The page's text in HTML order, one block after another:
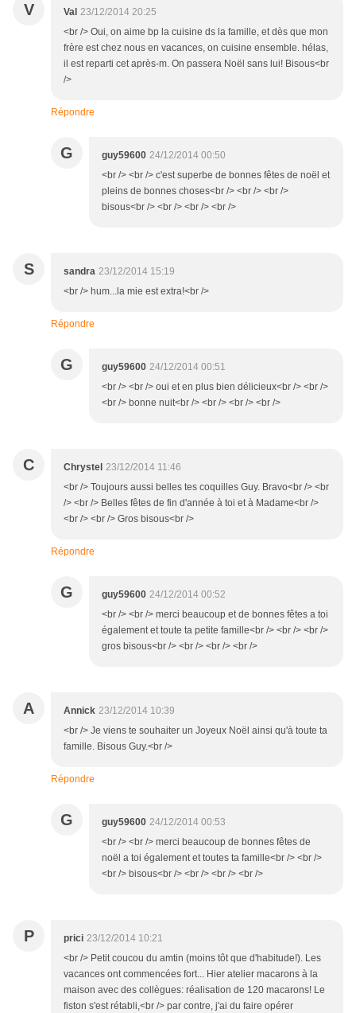
V Val 23/12/2014 20:25
<br /> Oui, on aime bp la cuisine ds la famille, et dès que mon
frère est chez nous en vacances, on cuisine ensemble. hélas,
il est reparti cet après-m. On passera Noël sans lui! Bisous<br
/>
Répondre
G guy59600 24/12/2014 00:50
<br /> <br /> c'est superbe de bonnes fêtes de noël et
pleins de bonnes choses<br /> <br /> <br />
bisous<br /> <br /> <br /> <br />
S sandra 23/12/2014 15:19
<br /> hum...la mie est extra!<br />
Répondre
G guy59600 24/12/2014 00:51
<br /> <br /> oui et en plus bien délicieux<br /> <br />
<br /> bonne nuit<br /> <br /> <br /> <br />
C Chrystel 23/12/2014 11:46
<br /> Toujours aussi belles tes coquilles Guy. Bravo<br /> <br
/> <br /> Belles fêtes de fin d'année à toi et à Madame<br />
<br /> <br /> Gros bisous<br />
Répondre
G guy59600 24/12/2014 00:52
<br /> <br /> merci beaucoup et de bonnes fêtes a toi
également et toute ta petite famille<br /> <br /> <br />
gros bisous<br /> <br /> <br /> <br />
A Annick 23/12/2014 10:39
<br /> Je viens te souhaiter un Joyeux Noël ainsi qu'à toute ta
famille. Bisous Guy.<br />
Répondre
G guy59600 24/12/2014 00:53
<br /> <br /> merci beaucoup de bonnes fêtes de
noël a toi également et toutes ta famille<br /> <br />
<br /> bisous<br /> <br /> <br /> <br />
P prici 23/12/2014 10:21
<br /> Petit coucou du amtin (moins tôt que d'habitude!). Les
vacances ont commencées fort... Hier atelier macarons à la
maison avec des collègues: réalisation de 120 macarons! Le
fiston s'est rétabli,<br /> par contre, j'ai du faire opérer